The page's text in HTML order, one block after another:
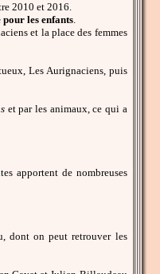
2010 et 2016.
les enfants.
et la place des femmes
Les Aurignaciens, puis
et par les animaux, ce qui a
apportent de nombreuses
dont on peut retrouver les